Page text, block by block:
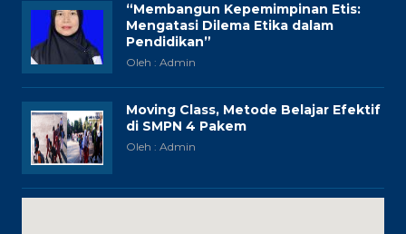
“Membangun Kepemimpinan Etis:
Mengatasi Dilema Etika dalam
Pendidikan”
Oleh : Admin
Moving Class, Metode Belajar Efektif
di SMPN 4 Pakem
Oleh : Admin